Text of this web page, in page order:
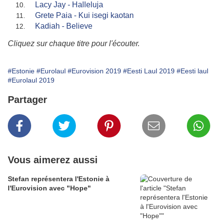
Lacy Jay - Halleluja
Grete Paia - Kui isegi kaotan
Kadiah - Believe
Cliquez sur chaque titre pour l'écouter.
#Estonie #Eurolaul #Eurovision 2019 #Eesti Laul 2019 #Eesti laul
#Eurolaul 2019
Partager
Vous aimerez aussi
Stefan représentera l'Estonie à
l'Eurovision avec "Hope"